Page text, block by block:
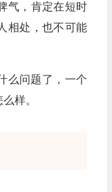
气，肯定在短时
相处，也不可能
么问题了，一个
样。